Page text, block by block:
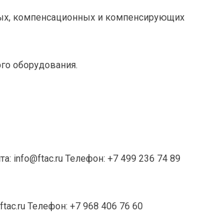
компенсационных и компенсирующих
оборудования.
info@ftac.ru Телефон: +7 499 236 74 89
Телефон: +7 968 406 76 60